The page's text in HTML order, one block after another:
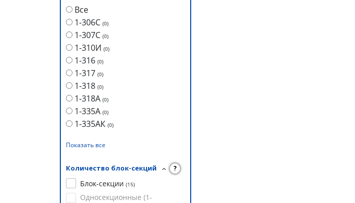
Все
1-306С (0)
1-307С (0)
1-310И (0)
1-316 (0)
1-317 (0)
1-318 (0)
1-318А (0)
1-335А (0)
1-335АК (0)
Показать все
Количество блок-секций ?
Блок-секции (15)
Односекционные (1-